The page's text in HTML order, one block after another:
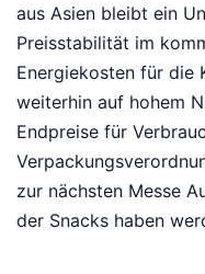
aus Asien bleibt ein
Preisstabilität im
Energiekosten für die
weiterhin auf hohem
Endpreise für
zur nächsten Messe
der Snacks haben